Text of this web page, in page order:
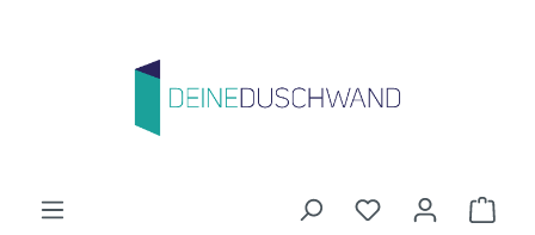
Du hast 0